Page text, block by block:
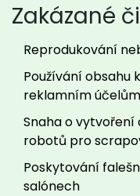
Zakázané
Reprodukování
Používání obsahu
reklamním účelům
Snaha o
robotů pro
Poskytování
salónech